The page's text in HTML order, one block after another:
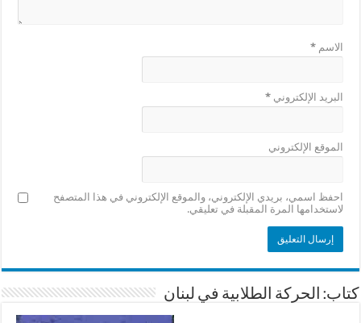
الاسم*
البريد الإلكتروني*
الموقع الإلكتروني
احفظ اسمي، بريدي الإلكتروني، والموقع الإلكتروني في هذا المتصفح
لاستخدامها المرة المقبلة في تعليقي.
كتاب: الحركة الطلابية في لبنان